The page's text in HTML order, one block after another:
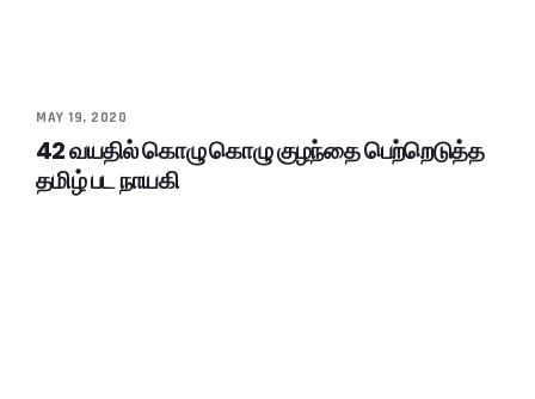
MAY 19, 2020
42 வயதில் கொழு கொழு குழந்தை பெற்றெடுத்த
தமிழ் பட நாயகி